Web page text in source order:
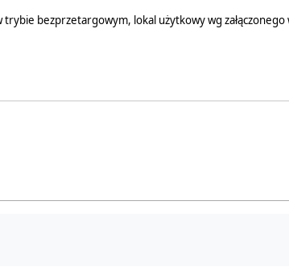
bezprzetargowym, lokal użytkowy wg załączonego